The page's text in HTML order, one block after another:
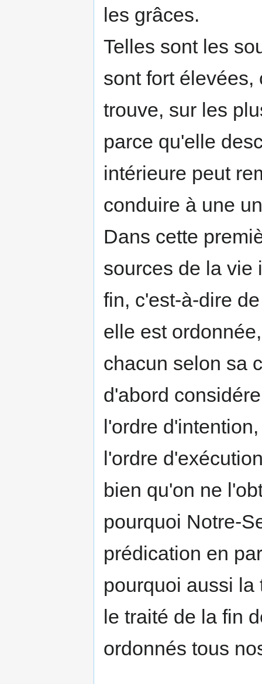
les grâces.
Telles sont les
sont fort
trouve, sur les
parce qu'elle
intérieure peut
conduire à une
Dans cette
sources de la vie
fin, c'est-à-dire
elle est
chacun selon sa
d'abord
l'ordre
l'ordre
bien qu'on ne
pourquoi Notre-
prédication en
pourquoi aussi
le traité de la fin
ordonnés tous